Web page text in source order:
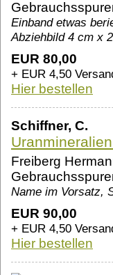
Einband etwas
Abziehbild 4 cm x
EUR 80,00
+ EUR 4,50
Hier bestellen
Schiffner, C.
Freiberg
Name im Vorsatz,
EUR 90,00
+ EUR 4,50
Hier bestellen